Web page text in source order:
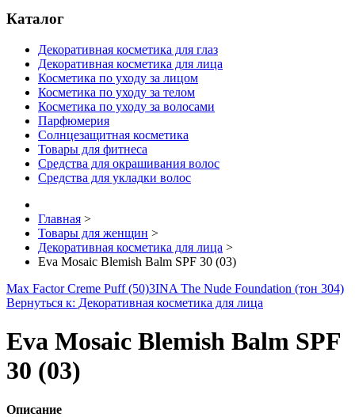
Каталог
Декоративная косметика для глаз
Декоративная косметика для лица
Косметика по уходу за лицом
Косметика по уходу за телом
Косметика по уходу за волосами
Парфюмерия
Солнцезащитная косметика
Товары для фитнеса
Средства для окрашивания волос
Средства для укладки волос
Главная >
Товары для женщин >
Декоративная косметика для лица >
Eva Mosaic Blemish Balm SPF 30 (03)
Max Factor Creme Puff (50)3INA The Nude Foundation (тон 304)
Вернуться к: Декоративная косметика для лица
Eva Mosaic Blemish Balm SPF
30 (03)
Описание